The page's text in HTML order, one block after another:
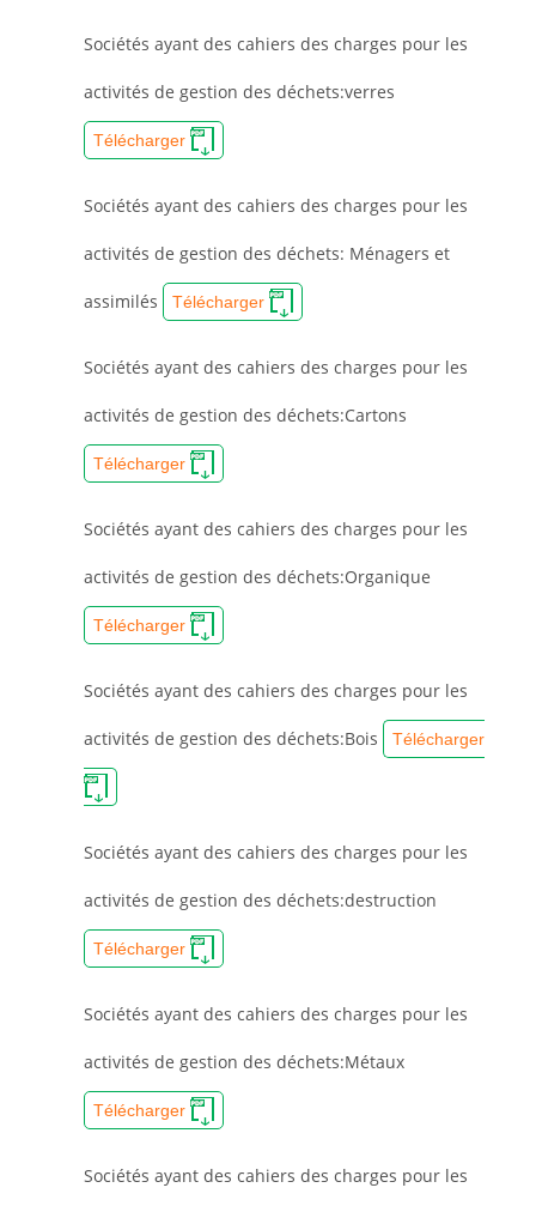
Sociétés ayant des cahiers des charges pour les
activités de gestion des déchets:verres
Télécharger
Sociétés ayant des cahiers des charges pour les
activités de gestion des déchets: Ménagers et
assimilés Télécharger
Sociétés ayant des cahiers des charges pour les
activités de gestion des déchets:Cartons
Télécharger
Sociétés ayant des cahiers des charges pour les
activités de gestion des déchets:Organique
Télécharger
Sociétés ayant des cahiers des charges pour les
activités de gestion des déchets:Bois Télécharger
Sociétés ayant des cahiers des charges pour les
activités de gestion des déchets:destruction
Télécharger
Sociétés ayant des cahiers des charges pour les
activités de gestion des déchets:Métaux
Télécharger
Sociétés ayant des cahiers des charges pour les